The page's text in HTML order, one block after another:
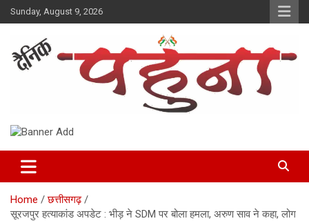
Skip
to
Sunday, August 9, 2026
Dainik Pahuna
Home
छत्तीसगढ़
सूरजपुर हत्याकांड अपडेट : भीड़ ने SDM पर बोला हमला, अरुण साव ने कहा, लोग